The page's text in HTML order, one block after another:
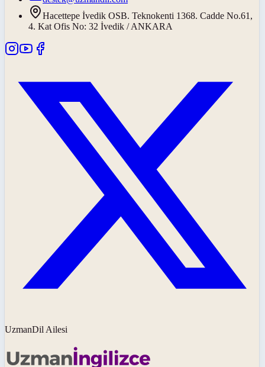
Hacettepe İvedik OSB. Teknokenti 1368. Cadde No.61,
4. Kat Ofis No: 32 İvedik / ANKARA
UzmanDil Ailesi